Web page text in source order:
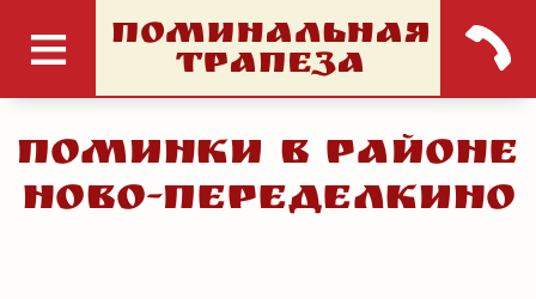
ПОМИНАЛЬНАЯ
ТРАПЕЗА
Поминки в районе
Ново-Переделкино